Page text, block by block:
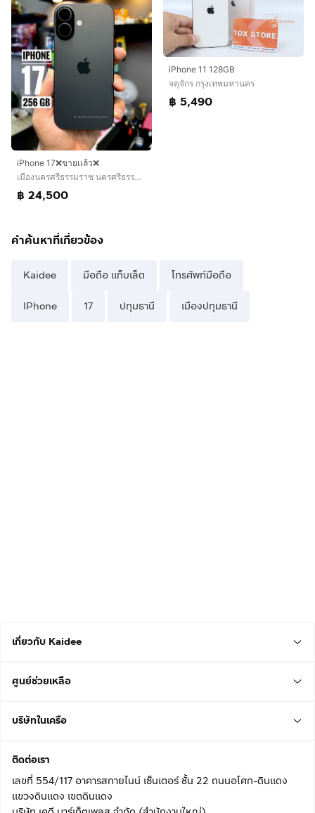
iPhone 17❌ขายเเล้ว❌
เมืองนครศรีธรรมราช นครศรีธรรมราช
฿ 24,500
iPhone 11 128GB
จตุจักร กรุงเทพมหานคร
฿ 5,490
คำค้นหาที่เกี่ยวข้อง
Kaidee มือถือ แท็บเล็ต โทรศัพท์มือถือ
IPhone 17 ปทุมธานี เมืองปทุมธานี
เกี่ยวกับ Kaidee
ศูนย์ช่วยเหลือ
บริษัทในเครือ
ติดต่อเรา
เลขที่ 554/117 อาคารสกายไนน์ เซ็นเตอร์ ชั้น 22 ถนนอโศก-ดินแดง
แขวงดินแดง เขตดินแดง